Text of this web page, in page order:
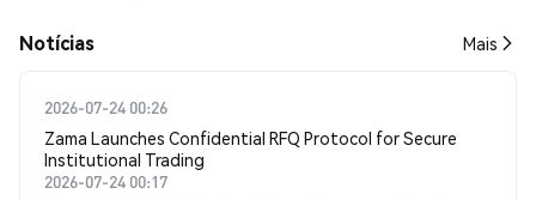
​​Notícias​​ Mais
2026-07-24 00:26
Zama Launches Confidential RFQ Protocol for Secure
Institutional Trading
2026-07-24 00:17